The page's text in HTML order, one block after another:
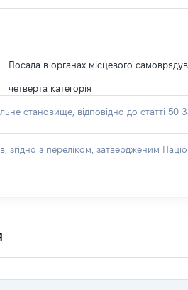
Посада в органах місцевого
четверта категорія
становище, відповідно до статті 50
з переліком, затвердженим